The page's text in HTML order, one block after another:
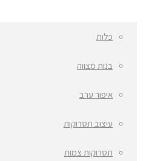
כלות
בנות מצווה
איפור ערב
עיצוב תסרוקות
תסרוקות צמות